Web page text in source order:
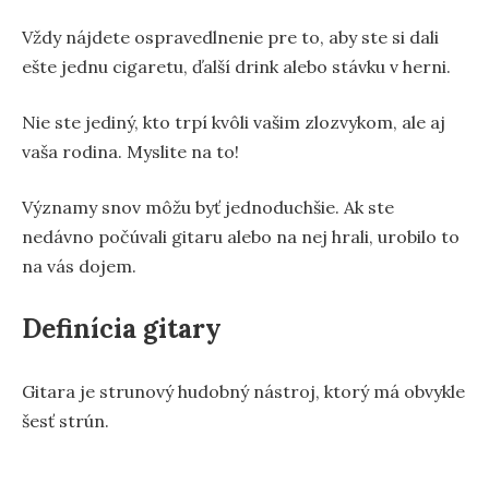
Vždy nájdete ospravedlnenie pre to, aby ste si dali
ešte jednu cigaretu, ďalší drink alebo stávku v herni.
Nie ste jediný, kto trpí kvôli vašim zlozvykom, ale aj
vaša rodina. Myslite na to!
Významy snov môžu byť jednoduchšie. Ak ste
nedávno počúvali gitaru alebo na nej hrali, urobilo to
na vás dojem.
Definícia gitary
Gitara je strunový hudobný nástroj, ktorý má obvykle
šesť strún.